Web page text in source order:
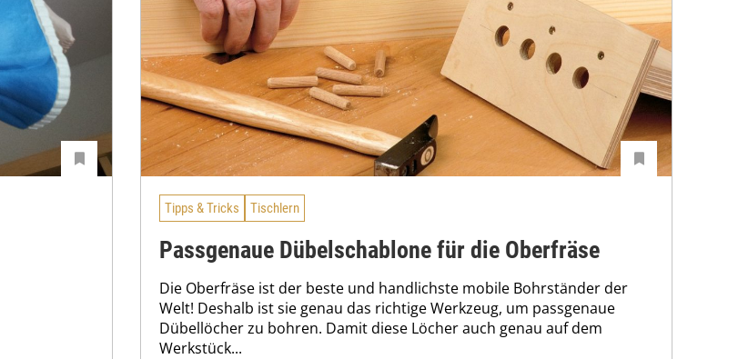
Tipps & Tricks Tischlern
Passgenaue Dübelschablone für die Oberfräse
Die Oberfräse ist der beste und handlichste mobile Bohrständer der
Welt! Deshalb ist sie genau das richtige Werkzeug, um passgenaue
Dübellöcher zu bohren. Damit diese Löcher auch genau auf dem
Werkstück...